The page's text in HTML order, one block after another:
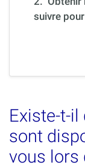
suivre
Existe-t-
sont
vous lors